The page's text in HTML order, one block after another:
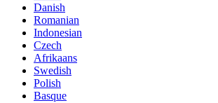
Danish
Romanian
Indonesian
Czech
Afrikaans
Swedish
Polish
Basque